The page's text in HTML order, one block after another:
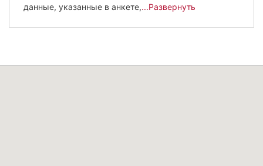
данные, указанные в анкете,...Развернуть